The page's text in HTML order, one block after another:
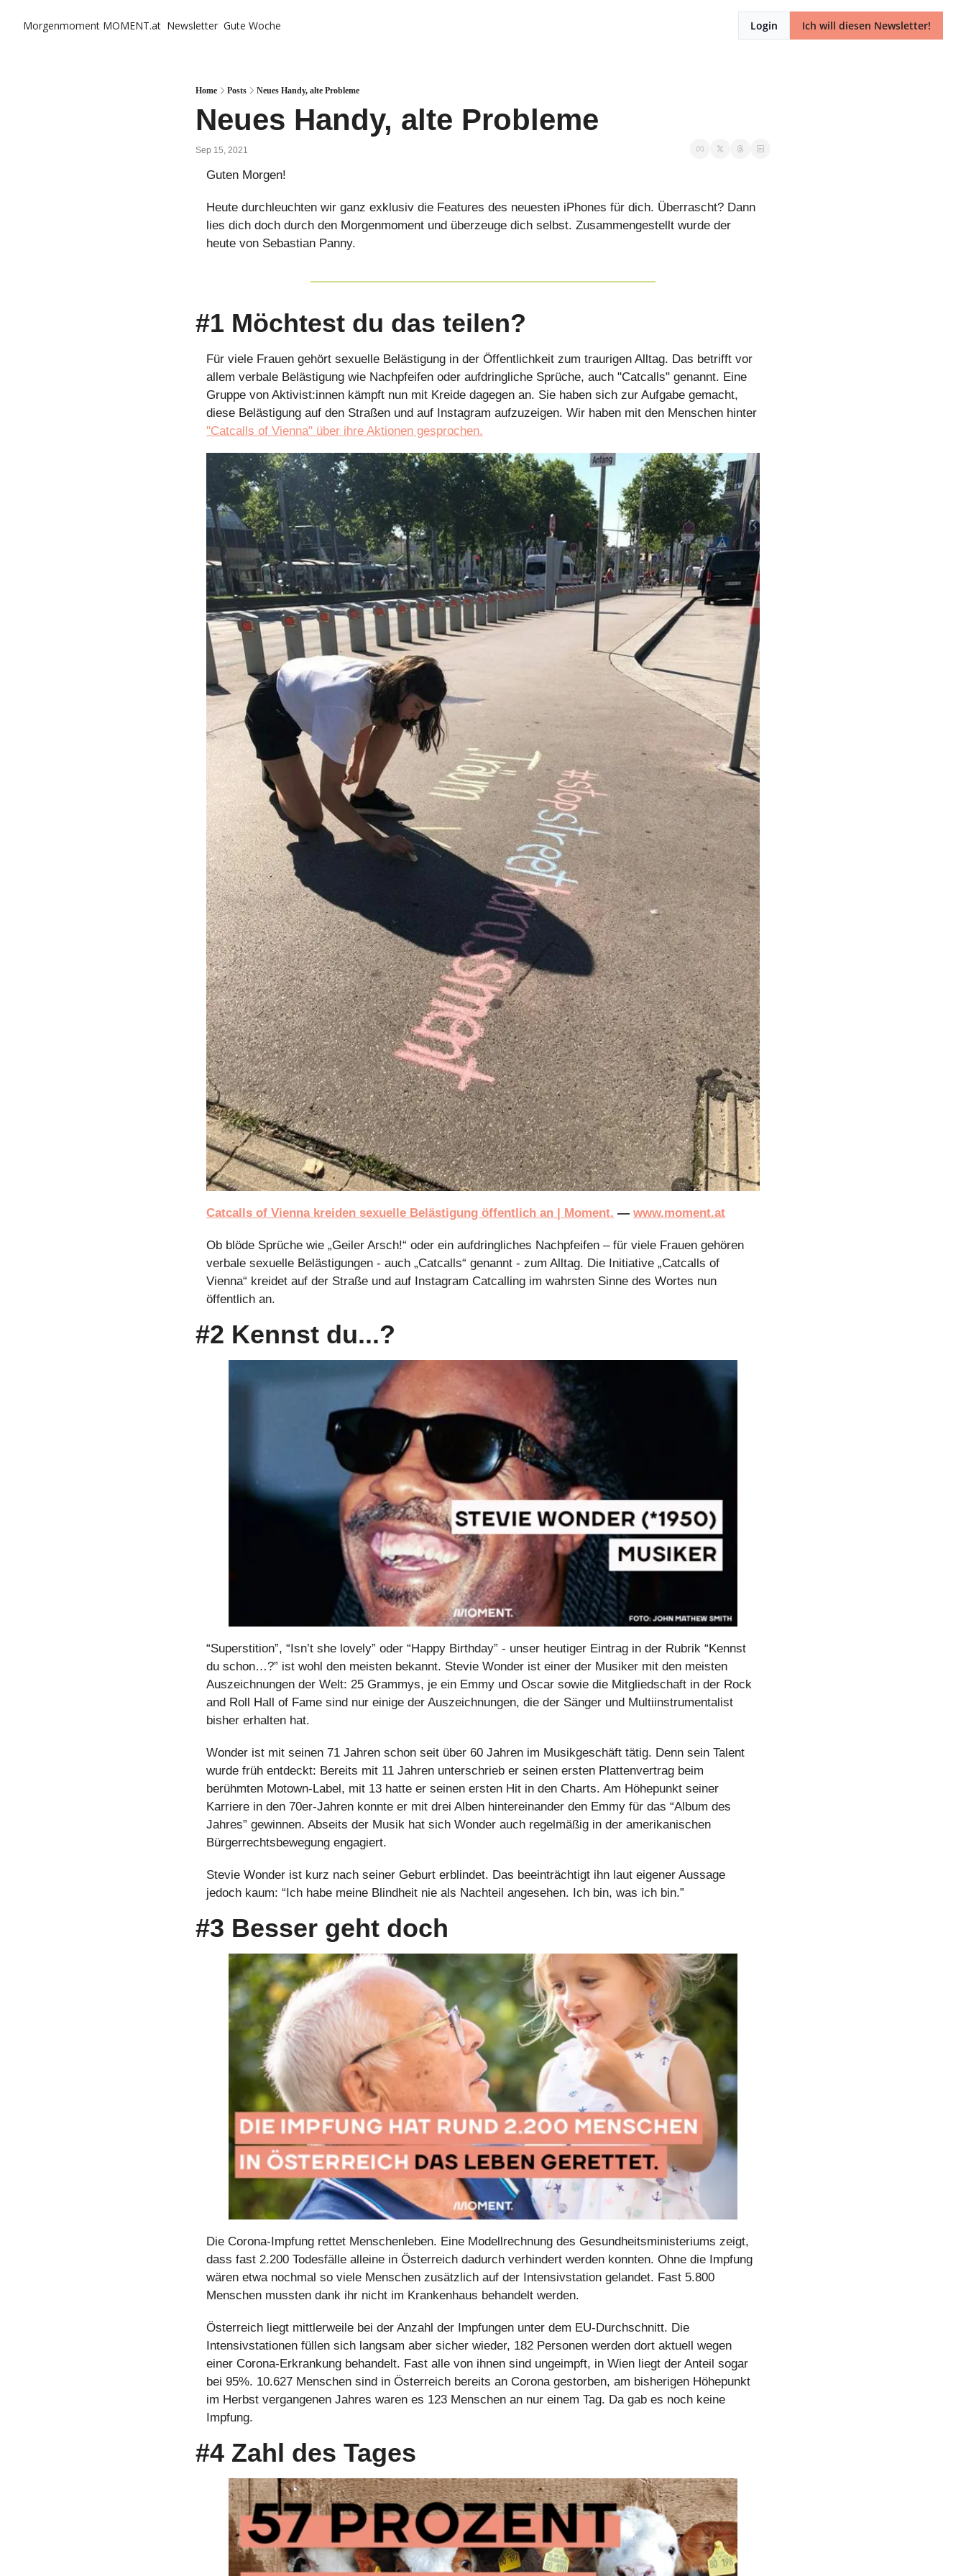
Morgenmoment MOMENT.at Newsletter Gute Woche Login Ich will diesen Newsletter!
Home Posts Neues Handy, alte Probleme
Neues Handy, alte Probleme
Sep 15, 2021
Guten Morgen!
Heute durchleuchten wir ganz exklusiv die Features des neuesten iPhones für dich. Überrascht? Dann
lies dich doch durch den Morgenmoment und überzeuge dich selbst. Zusammengestellt wurde der
heute von Sebastian Panny.
#1 Möchtest du das teilen?
Für viele Frauen gehört sexuelle Belästigung in der Öffentlichkeit zum traurigen Alltag. Das betrifft vor
allem verbale Belästigung wie Nachpfeifen oder aufdringliche Sprüche, auch "Catcalls" genannt. Eine
Gruppe von Aktivist:innen kämpft nun mit Kreide dagegen an. Sie haben sich zur Aufgabe gemacht,
"Catcalls of Vienna" über ihre Aktionen gesprochen.
Catcalls of Vienna kreiden sexuelle Belästigung öffentlich an | Moment. — www.moment.at
Ob blöde Sprüche wie „Geiler Arsch!“ oder ein aufdringliches Nachpfeifen – für viele Frauen gehören
verbale sexuelle Belästigungen - auch „Catcalls“ genannt - zum Alltag. Die Initiative „Catcalls of
Vienna“ kreidet auf der Straße und auf Instagram Catcalling im wahrsten Sinne des Wortes nun
öffentlich an.
#2 Kennst du...?
“Superstition”, “Isn’t she lovely” oder “Happy Birthday” - unser heutiger Eintrag in der Rubrik “Kennst
du schon…?” ist wohl den meisten bekannt. Stevie Wonder ist einer der Musiker mit den meisten
Auszeichnungen der Welt: 25 Grammys, je ein Emmy und Oscar sowie die Mitgliedschaft in der Rock
and Roll Hall of Fame sind nur einige der Auszeichnungen, die der Sänger und Multiinstrumentalist
bisher erhalten hat.
Wonder ist mit seinen 71 Jahren schon seit über 60 Jahren im Musikgeschäft tätig. Denn sein Talent
wurde früh entdeckt: Bereits mit 11 Jahren unterschrieb er seinen ersten Plattenvertrag beim
berühmten Motown-Label, mit 13 hatte er seinen ersten Hit in den Charts. Am Höhepunkt seiner
Karriere in den 70er-Jahren konnte er mit drei Alben hintereinander den Emmy für das “Album des
Jahres” gewinnen. Abseits der Musik hat sich Wonder auch regelmäßig in der amerikanischen
Bürgerrechtsbewegung engagiert.
Stevie Wonder ist kurz nach seiner Geburt erblindet. Das beeinträchtigt ihn laut eigener Aussage
jedoch kaum: “Ich habe meine Blindheit nie als Nachteil angesehen. Ich bin, was ich bin.”
#3 Besser geht doch
Die Corona-Impfung rettet Menschenleben. Eine Modellrechnung des Gesundheitsministeriums zeigt,
dass fast 2.200 Todesfälle alleine in Österreich dadurch verhindert werden konnten. Ohne die Impfung
wären etwa nochmal so viele Menschen zusätzlich auf der Intensivstation gelandet. Fast 5.800
Menschen mussten dank ihr nicht im Krankenhaus behandelt werden.
Österreich liegt mittlerweile bei der Anzahl der Impfungen unter dem EU-Durchschnitt. Die
Intensivstationen füllen sich langsam aber sicher wieder, 182 Personen werden dort aktuell wegen
einer Corona-Erkrankung behandelt. Fast alle von ihnen sind ungeimpft, in Wien liegt der Anteil sogar
bei 95%. 10.627 Menschen sind in Österreich bereits an Corona gestorben, am bisherigen Höhepunkt
im Herbst vergangenen Jahres waren es 123 Menschen an nur einem Tag. Da gab es noch keine
Impfung.
#4 Zahl des Tages